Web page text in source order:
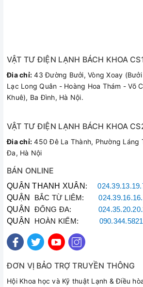
VẬT TƯ ĐIỆN LẠNH BÁCH KHOA
Đia chỉ: 43 Đường Bưởi, Vòng Xoay
Lạc Long Quân - Hoàng Hoa Thám - Võ
Khuê), Ba Đình, Hà Nội.
VẬT TƯ ĐIỆN LẠNH BÁCH KHOA
Đia chỉ: 450 Đê La Thành, Phường Láng
Đa, Hà Nội
BÁN ONLINE
QUẬN THANH XUÂN :
QUẬN BẮC TỪ LIÊM:
QUẬN ĐỐNG ĐA:
QUẬN HOÀN KIẾM: 090.344.5821
ĐƠN VỊ BẢO TRỢ TRUYỀN THÔNG
Hội Khoa học và Kỹ thuật Lạnh & Điều